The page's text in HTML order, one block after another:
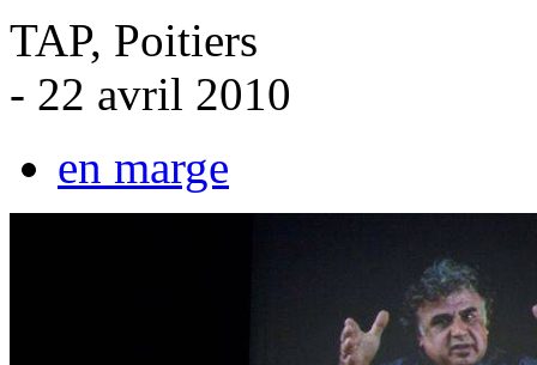
TAP, Poitiers
- 22 avril 2010
en marge